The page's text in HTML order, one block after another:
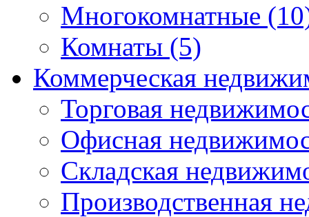
Многокомнатные
Комнаты (5)
Коммерческая
Торговая
Офисная
Складская
Производственная